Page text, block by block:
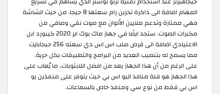
المهام اضافة الى ذاكرة تخزين رام سعتها 8 جيجا. من حيث الشاشة
فهي ممتازة وتدعم ملايين الألوان مع صوت نقي وصافي من
مكبرات الصوت. ستجد ايضًا في جهاز ماك بوك اير 2020 كيبورد ابل
الاعتيادي اضافة الى قرص صلب اس اس دي سعته 256 جيجابايت
مما يسمح له بتنصيب العديد من البرامج والتطبيقات بكل حرية.
على الرغم من أن هذا الجهاز يعد من افضل اللابتوبات، ما يُعاب على
هذا الجهاز هو قلة منافذ اليو اس بي حيث يتوفر على منفذين يو
اس بي فقط من نوع سي ومنفذ خاص بالسماعات.